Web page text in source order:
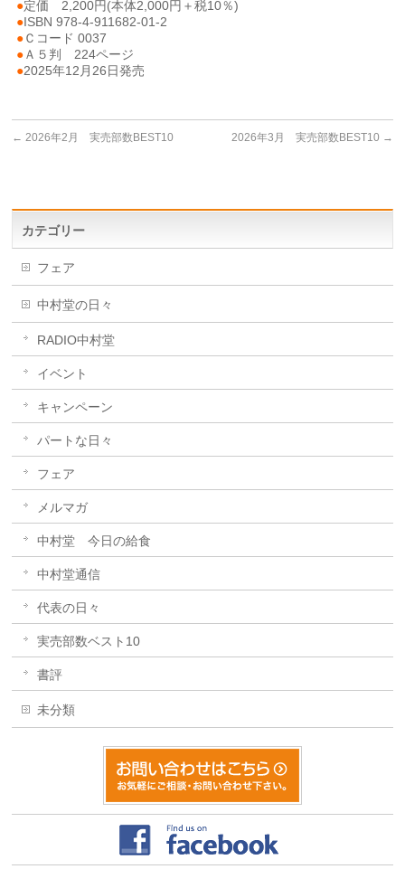
●定価 2,200円(本体2,000円＋税10％)
●ISBN 978-4-911682-01-2
●Ｃコード 0037
●Ａ５判 224ページ
●2025年12月26日発売
← 2026年2月 実売部数BEST10 2026年3月 実売部数BEST10 →
カテゴリー
フェア
中村堂の日々
RADIO中村堂
イベント
キャンペーン
パートな日々
フェア
メルマガ
中村堂 今日の給食
中村堂通信
代表の日々
実売部数ベスト10
書評
未分類